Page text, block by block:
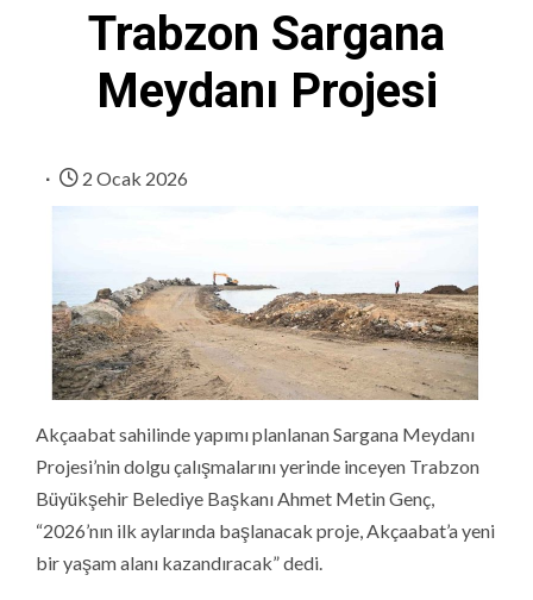
Trabzon Sargana
Meydanı Projesi
2 Ocak 2026
Akçaabat sahilinde yapımı planlanan Sargana Meydanı
Projesi’nin dolgu çalışmalarını yerinde inceyen Trabzon
Büyükşehir Belediye Başkanı Ahmet Metin Genç,
“2026’nın ilk aylarında başlanacak proje, Akçaabat’a yeni
bir yaşam alanı kazandıracak” dedi.